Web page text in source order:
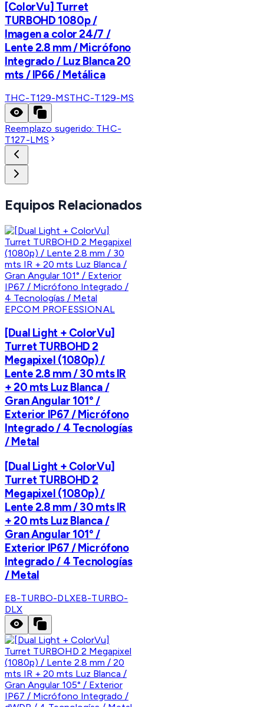
[ColorVu] Turret
TURBOHD 1080p /
Imagen a color 24/7 /
Lente 2.8 mm / Micrófono
Integrado / Luz Blanca 20
mts / IP66 / Metálica
THC-T129-MSTHC-T129-MS
Reemplazo sugerido: THC-
T127-LMS
Equipos Relacionados
EPCOM PROFESSIONAL
[Dual Light + ColorVu]
Turret TURBOHD 2
Megapixel (1080p) /
Lente 2.8 mm / 30 mts IR
+ 20 mts Luz Blanca /
Gran Angular 101° /
Exterior IP67 / Micrófono
Integrado / 4 Tecnologías
/ Metal
[Dual Light + ColorVu]
Turret TURBOHD 2
Megapixel (1080p) /
Lente 2.8 mm / 30 mts IR
+ 20 mts Luz Blanca /
Gran Angular 101° /
Exterior IP67 / Micrófono
Integrado / 4 Tecnologías
/ Metal
E8-TURBO-DLXE8-TURBO-
DLX